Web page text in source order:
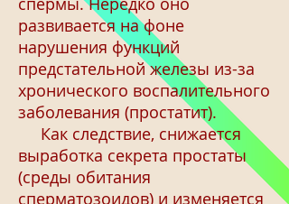
развивается на фоне
нарушения функций
предстательной железы из-за
хронического воспалительного
заболевания (простатит).
Как следствие, снижается
выработка секрета простаты
(среды обитания
сперматозоидов) и изменяется